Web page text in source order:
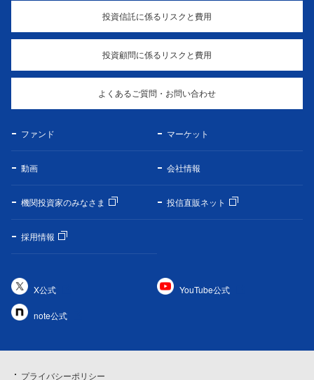
投資信託に係るリスクと費用
投資顧問に係るリスクと費用
よくあるご質問・お問い合わせ
ファンド マーケット
動画 会社情報
機関投資家のみなさま 投信直販ネット
採用情報
X公式 YouTube公式
note公式
プライバシーポリシー